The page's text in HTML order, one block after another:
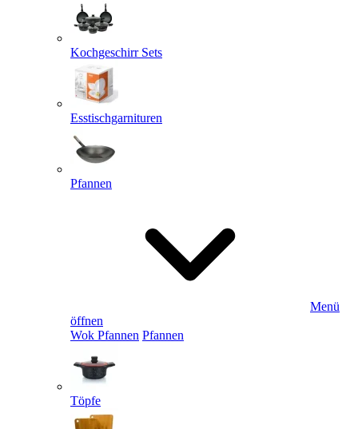
Kochgeschirr Sets
Esstischgarnituren
Pfannen
Menü
öffnen
Wok Pfannen Pfannen
Töpfe